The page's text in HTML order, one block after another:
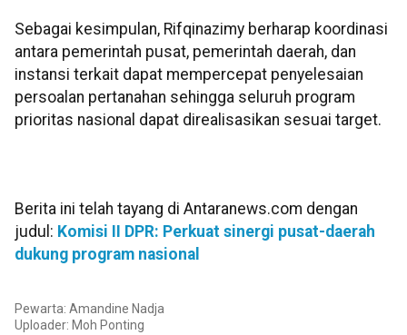
Sebagai kesimpulan, Rifqinazimy berharap koordinasi
antara pemerintah pusat, pemerintah daerah, dan
instansi terkait dapat mempercepat penyelesaian
persoalan pertanahan sehingga seluruh program
prioritas nasional dapat direalisasikan sesuai target.
Berita ini telah tayang di Antaranews.com dengan
judul: Komisi II DPR: Perkuat sinergi pusat-daerah
dukung program nasional
Pewarta: Amandine Nadja
Uploader: Moh Ponting